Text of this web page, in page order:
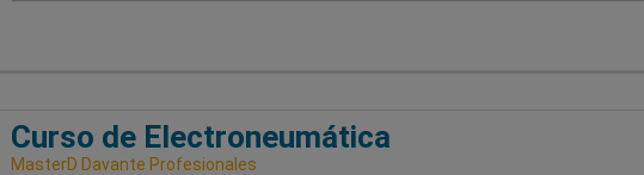
Curso de Electroneumática
MasterD Davante Profesionales